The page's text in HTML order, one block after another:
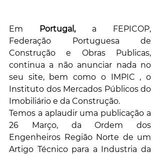
Em Portugal, a FEPICOP,
Federação Portuguesa de
Construção e Obras Publicas,
continua a não anunciar nada no
seu site, bem como o IMPIC , o
Instituto dos Mercados Públicos do
Imobiliário e da Construção.
Temos a aplaudir uma publicação a
26 Março, da Ordem dos
Engenheiros Região Norte de um
Artigo Técnico para a Industria da